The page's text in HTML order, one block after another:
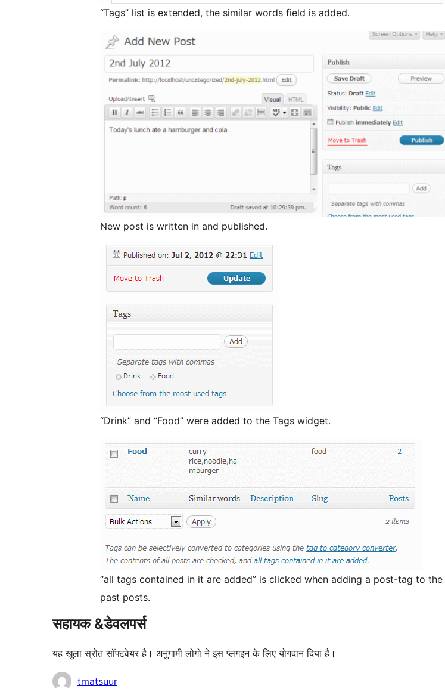
“Tags” list is extended, the similar words field is added.
New post is written in and published.
“Drink” and “Food” were added to the Tags widget.
“all tags contained in it are added” is clicked when adding a post-tag to the
past posts.
सहायक &डेवलपर्स
यह खुला स्रोत सॉफ्टवेयर है। अनुगामी लोगो ने इस प्लगइन के लिए योगदान दिया है।
योगदानकर्ताtmatsuur